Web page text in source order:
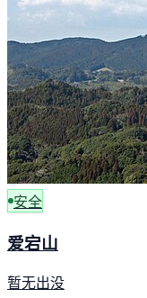
安全
爱宕山
暂无出没